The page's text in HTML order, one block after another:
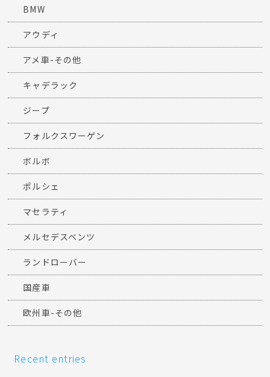
BMW
アウディ
アメ車-その他
キャデラック
ジープ
フォルクスワーゲン
ボルボ
ポルシェ
マセラティ
メルセデスベンツ
ランドローバー
国産車
欧州車-その他
Recent entries